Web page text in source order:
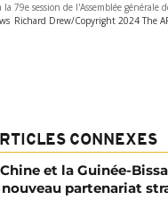
79e session de l'Assemblée générale
Richard Drew/Copyright 2024 The
CONNEXES
et la Guinée-
nouveau partenariat